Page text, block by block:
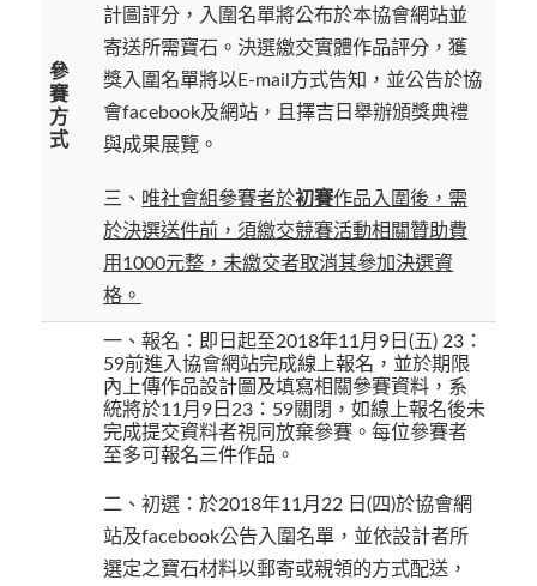
參
賽
方
式
計圖評分，入圍名單將公布於本協會網站並
寄送所需寶石。決選繳交實體作品評分，獲
獎入圍名單將以E-mail方式告知，並公告於協
會facebook及網站，且擇吉日舉辦頒獎典禮
與成果展覽。
三、 唯社會組參賽者於初賽作品入圍後，需
於決選送件前，須繳交競賽活動相關贊助費
用1000元整，未繳交者取消其參加決選資
格。
一、報名：即日起至2018年11月9日(五) 23：
59前進入協會網站完成線上報名，並於期限
內上傳作品設計圖及填寫相關參賽資料，系
統將於11月9日23：59關閉，如線上報名後未
完成提交資料者視同放棄參賽。每位參賽者
至多可報名三件作品。
二、初選：於2018年11月22 日(四)於協會網
站及facebook公告入圍名單，並依設計者所
選定之寶石材料以郵寄或親領的方式配送，